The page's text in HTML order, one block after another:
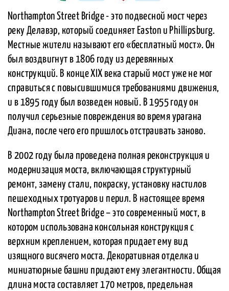
Northampton Street Bridge - это подвесной мост через
реку Делавэр, который соединяет Easton и Phillipsburg.
Местные жители называют его «бесплатный мост». Он
был воздвигнут в 1806 году из деревянных
конструкций. В конце XIX века старый мост уже не мог
справиться с повысившимися требованиями движения,
и в 1895 году был возведен новый. В 1955 году он
получил серьезные повреждения во время урагана
Диана, после чего его пришлось отстраивать заново.
В 2002 году была проведена полная реконструкция и
модернизация моста, включающая структурный
ремонт, замену стали, покраску, установку настилов
пешеходных тротуаров и перил. В настоящее время
Northampton Street Bridge – это современный мост, в
котором использована консольная конструкция с
верхним креплением, которая придает ему вид
изящного висячего моста. Декоративная отделка и
миниатюрные башни придают ему элегантности. Общая
длина моста составляет 170 метров, предельная